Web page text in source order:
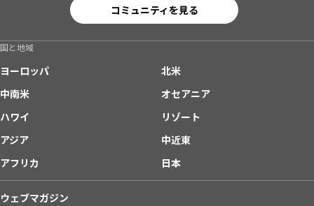
コミュニティを見る
国と地域
ヨーロッパ
北米
中南米
オセアニア
ハワイ
リゾート
アジア
中近東
アフリカ
日本
ウェブマガジン